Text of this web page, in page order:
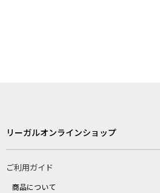
リーガルオンラインショップ
ご利用ガイド
商品について